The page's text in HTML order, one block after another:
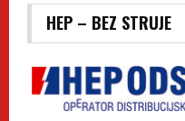
HEP – BEZ STRUJE